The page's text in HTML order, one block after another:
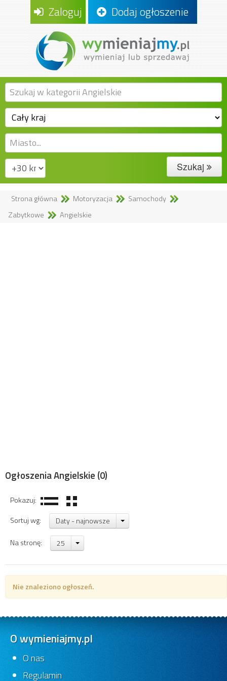
Zaloguj Dodaj ogłoszenie
Szukaj
Strona główna Motoryzacja
Samochody
Zabytkowe
Angielskie
Ogłoszenia Angielskie (0)
Pokazuj:
Sortuj wg:
Daty - najnowsze
Na stronę: 25
Nie znaleziono ogłoszeń.
O wymieniajmy.pl
O nas
Regulamin